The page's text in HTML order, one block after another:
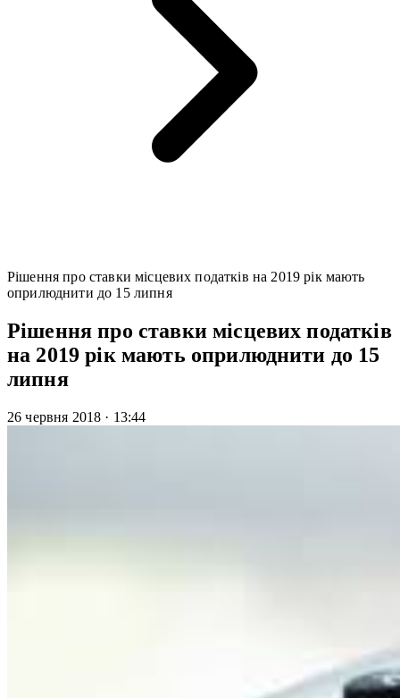
Рішення про ставки місцевих податків на 2019 рік мають
оприлюднити до 15 липня
Рішення про ставки місцевих податків
на 2019 рік мають оприлюднити до 15
липня
26 червня 2018 · 13:44